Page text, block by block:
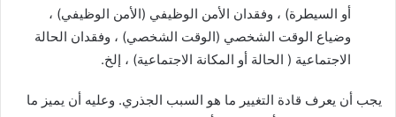
أو السيطرة) ، وفقدان الأمن الوظيفي (الأمن الوظيفي) ،
وضياع الوقت الشخصي (الوقت الشخصي) ، وفقدان الحالة
الاجتماعية ( الحالة أو المكانة الاجتماعية) ، إلخ.
يجب أن يعرف قادة التغيير ما هو السبب الجذري. وعليه أن يميز ما